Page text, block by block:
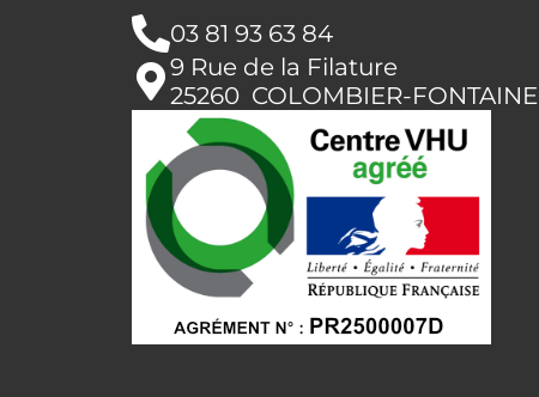
03 81 93 63 84
9 Rue de la Filature
25260 COLOMBIER-FONTAINE